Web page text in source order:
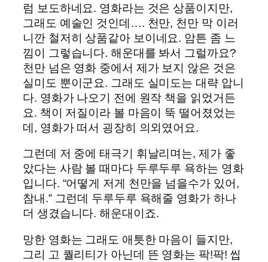
럼 보도하네요. 영화라는 것은 상품이지만,
그래도 예술인 것인데…. 천만, 천만 막 이러
니깐 철저히 상품같아 보이네요. 암튼 좀 느
낌이 그렇습니다. 해운대를 봐서 그럴까요?
천만 넘은 영화 중에서 제가 보지 않은 것은
실미도 뿐이군요. 그래도 실미도는 대략 압니
다. 영화가 나오기 전에 원작 책을 읽었거든
요. 책이 저질이라 볼 마음이 뚝 떨어졌었는
데, 영화가 떠서 굉장히 의외였어요.
그런데 저 중에 태극기 휘날리며는, 제가 좋
았다는 사람 볼 때마다 두루두루 욕하는 영화
입니다. “어떻게 저게 천만을 넘을수가 있어,
참내.” 그런데 두루두루 욕해줄 영화가 하나
더 생겼습니다. 해운대이죠.
망한 영화는 그래도 애틋한 마음이 들지만,
그리 고 퀄리티가 아닌데 뜬 영화는 팍!팍! 씹